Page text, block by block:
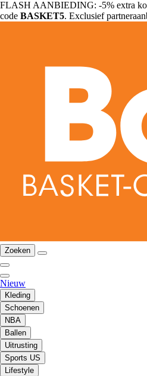
FLASH AANBIEDING: -5% extra
code BASKET5. Exclusief
Zoeken
Nieuw
Kleding
Schoenen
NBA
Ballen
Uitrusting
Sports US
Lifestyle